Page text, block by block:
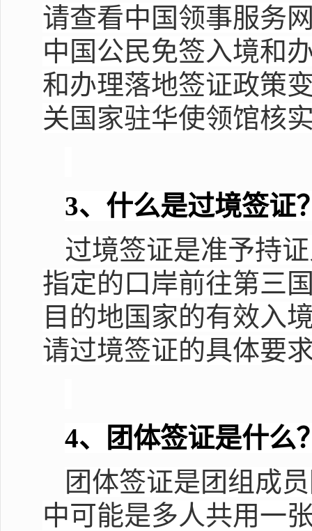
请查看中国领事服务
中国公民免签入境和
和办理落地签证政策
关国家驻华使领馆核
3、什么是过境签证
过境签证是准予持
指定的口岸前往第三
目的地国家的有效入
请过境签证的具体要
4、团体签证是什么
团体签证是团组成
中可能是多人共用一